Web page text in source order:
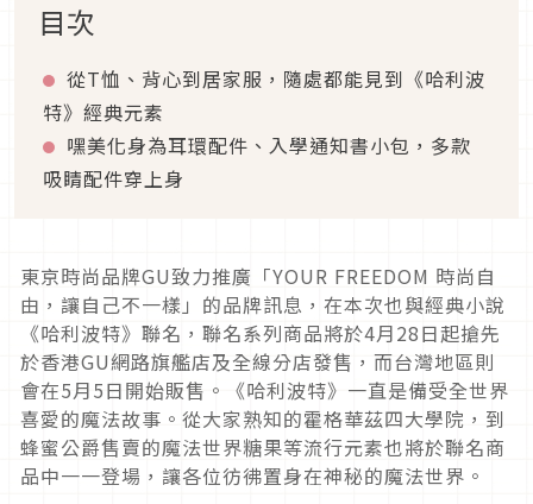
目次
從T恤、背心到居家服，隨處都能見到《哈利波
特》經典元素
嘿美化身為耳環配件、入學通知書小包，多款
吸睛配件穿上身
東京時尚品牌GU致力推廣「YOUR FREEDOM 時尚自
由，讓自己不一樣」的品牌訊息，在本次也與經典小說
《哈利波特》聯名，聯名系列商品將於4月28日起搶先
於香港GU網路旗艦店及全線分店發售，而台灣地區則
會在5月5日開始販售。 《哈利波特》一直是備受全世界
喜愛的魔法故事。從大家熟知的霍格華茲四大學院，到
蜂蜜公爵售賣的魔法世界糖果等流行元素也將於聯名商
品中一一登場， 讓各位彷彿置身在神秘的魔法世界。